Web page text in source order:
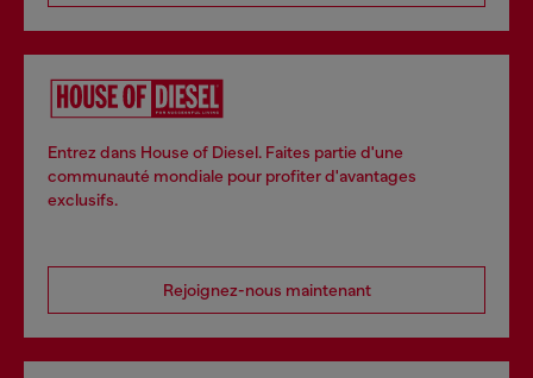
Entrez dans House of Diesel. Faites partie d'une
communauté mondiale pour profiter d'avantages
exclusifs.
Rejoignez-nous maintenant